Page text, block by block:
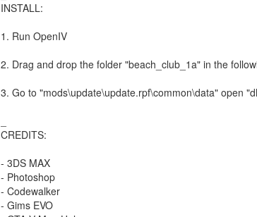
INSTALL:
1. Run OpenIV
2. Drag and drop the folder "beach_club_1a" in the
3. Go to "mods\update\update.rpf\common\data" open
CREDITS:
- 3DS MAX
- Photoshop
- Codewalker
- Gims EVO